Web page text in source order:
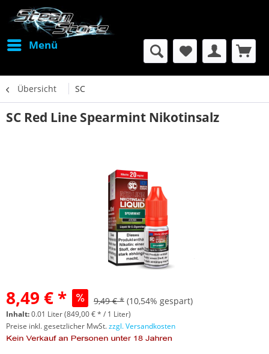
Menü
Übersicht SC
SC Red Line Spearmint Nikotinsalz
8,49 € * 9,49 € * (10,54% gespart)
Inhalt:0.01 Liter (849,00 € * / 1 Liter)
Preise inkl. gesetzlicher MwSt.zzgl. Versandkosten